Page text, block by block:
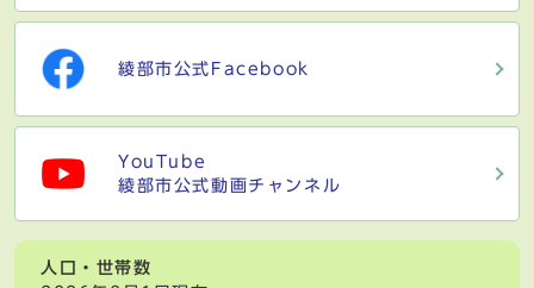
綾部市公式Facebook
YouTube
綾部市公式動画チャンネル
人口・世帯数